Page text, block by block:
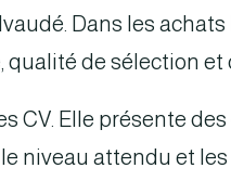
Dans les
de sélection et
CV. Elle présente
niveau attendu et